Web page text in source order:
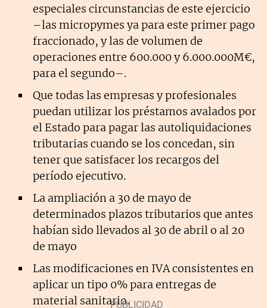
especiales circunstancias de este ejercicio
–las micropymes ya para este primer pago
fraccionado, y las de volumen de
operaciones entre 600.000 y 6.000.000M€,
para el segundo–.
Que todas las empresas y profesionales
puedan utilizar los préstamos avalados por
el Estado para pagar las autoliquidaciones
tributarias cuando se los concedan, sin
tener que satisfacer los recargos del
período ejecutivo.
La ampliación a 30 de mayo de
determinados plazos tributarios que antes
habían sido llevados al 30 de abril o al 20
de mayo
Las modificaciones en IVA consistentes en
aplicar un tipo 0% para entregas de
material sanitario.